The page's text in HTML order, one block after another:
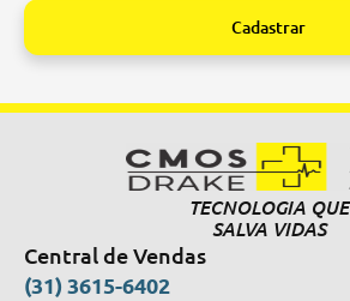
Cadastrar
TECNOLOGIA QUE
SALVA VIDAS
Central de Vendas
(31) 3615-6402